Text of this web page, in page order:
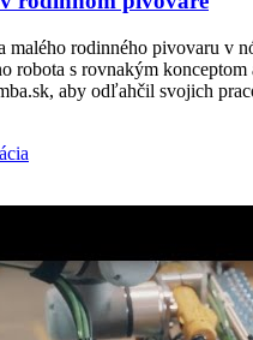
malého rodinného pivovaru v
robota s rovnakým konceptom
aby odľahčil svojich